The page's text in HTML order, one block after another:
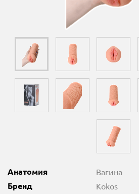
Анатомия Вагина
Бренд Kokos